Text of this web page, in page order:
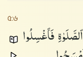
৫:৬
ٱلصَّلَوٰةِفَٱغْسِلُوا۟